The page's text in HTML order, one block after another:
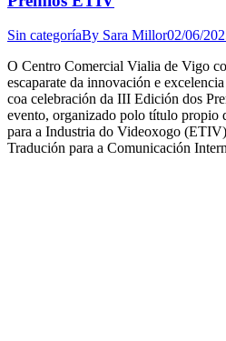
Sin categoríaBy Sara Millor02/06/
O Centro Comercial Vialia de Vigo
escaparate da innovación e
coa celebración da III Edición dos
evento, organizado polo título propio
para a Industria do Videoxogo
Tradución para a Comunicación